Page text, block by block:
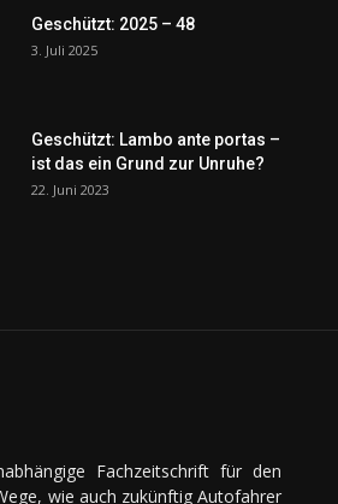
Geschützt: 2025 – 48
3. Juli 2025
Geschützt: Lambo ante portas –
ist das ein Grund zur Unruhe?
22. Juni 2023
Fachzeitschrift für den
wie auch zukünftig Autofahrer